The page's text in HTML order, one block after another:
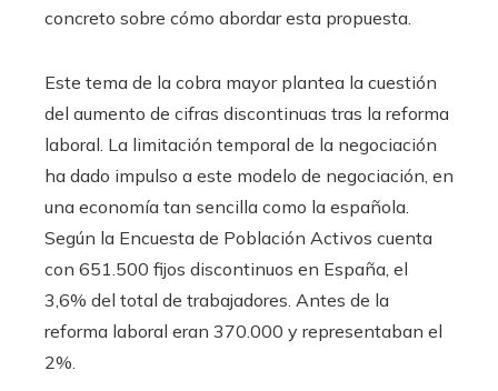
concreto sobre cómo abordar esta propuesta.
Este tema de la cobra mayor plantea la cuestión
del aumento de cifras discontinuas tras la reforma
laboral. La limitación temporal de la negociación
ha dado impulso a este modelo de negociación, en
una economía tan sencilla como la española.
Según la Encuesta de Población Activos cuenta
con 651.500 fijos discontinuos en España, el
3,6% del total de trabajadores. Antes de la
reforma laboral eran 370.000 y representaban el
2%.